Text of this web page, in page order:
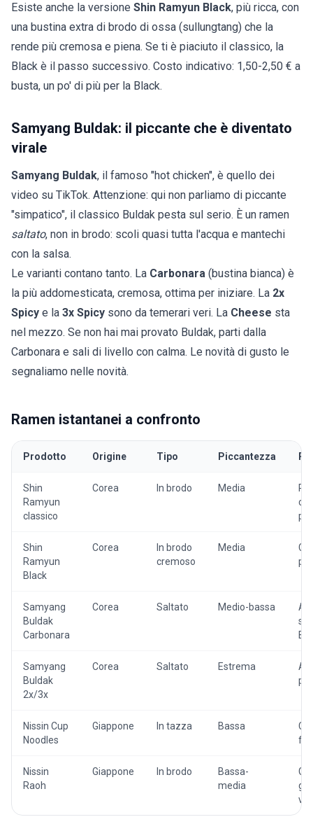
Esiste anche la versione Shin Ramyun Black, più ricca, con
una bustina extra di brodo di ossa (sullungtang) che la
rende più cremosa e piena. Se ti è piaciuto il classico, la
Black è il passo successivo. Costo indicativo: 1,50-2,50 € a
busta, un po' di più per la Black.
Samyang Buldak: il piccante che è diventato
virale
Samyang Buldak, il famoso "hot chicken", è quello dei
video su TikTok. Attenzione: qui non parliamo di piccante
"simpatico", il classico Buldak pesta sul serio. È un ramen
saltato, non in brodo: scoli quasi tutta l'acqua e mantechi
con la salsa.
Le varianti contano tanto. La Carbonara (bustina bianca) è
la più addomesticata, cremosa, ottima per iniziare. La 2x
Spicy e la 3x Spicy sono da temerari veri. La Cheese sta
nel mezzo. Se non hai mai provato Buldak, parti dalla
Carbonara e sali di livello con calma. Le novità di gusto le
segnaliamo nelle novità.
Ramen istantanei a confronto
Prodotto Origine Tipo Piccantezza
Shin
Ramyun
classico
Corea In brodo Media
col
Shin
Ramyun
Black
Corea
In brodo
cremoso
Media
Samyang
Buldak
Carbonara
Corea Saltato Medio-bassa
Samyang
Buldak
2x/3x
Corea Saltato Estrema
Nissin Cup
Noodles
Giappone In tazza Bassa
Nissin
Raoh
Giappone In brodo
Bassa-
media